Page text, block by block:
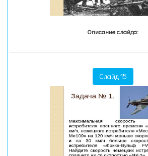
Описание слайда:
Слайд 15